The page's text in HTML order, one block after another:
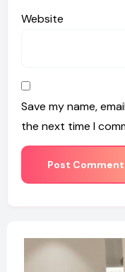
Website
Save my name,
the next time I